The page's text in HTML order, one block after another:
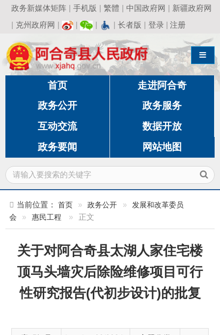
政务新媒体矩阵 | 手机版 繁體 | 中国政府网 | 新疆政府网
克州政府网 | | | 长者版 | 登录|注册
导航切换
首页 走进阿合奇
政务公开 政务服务
互动交流 数据开放
政务要闻 网站地图
会
» 惠民工程 » 正文
关于对阿合奇县太湖人家住宅楼
顶马头墙灾后除险维修项目可行
性研究报告(代初步设计)的批复
索 引 号
kz_ahqx00/2024-
主题分类
发布机构 阿合奇县发改委 发布日期
2024-